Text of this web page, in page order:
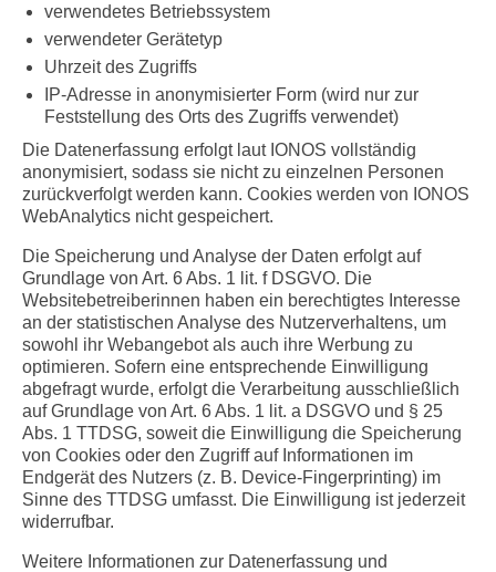
verwendetes Betriebssystem
verwendeter Gerätetyp
Uhrzeit des Zugriffs
IP-Adresse in anonymisierter Form (wird nur zur
Feststellung des Orts des Zugriffs verwendet)
Die Datenerfassung erfolgt laut IONOS vollständig
anonymisiert, sodass sie nicht zu einzelnen Personen
zurückverfolgt werden kann. Cookies werden von IONOS
WebAnalytics nicht gespeichert.
Die Speicherung und Analyse der Daten erfolgt auf
Grundlage von Art. 6 Abs. 1 lit. f DSGVO. Die
Websitebetreiberinnen haben ein berechtigtes Interesse
an der statistischen Analyse des Nutzerverhaltens, um
sowohl ihr Webangebot als auch ihre Werbung zu
optimieren. Sofern eine entsprechende Einwilligung
abgefragt wurde, erfolgt die Verarbeitung ausschließlich
auf Grundlage von Art. 6 Abs. 1 lit. a DSGVO und § 25
Abs. 1 TTDSG, soweit die Einwilligung die Speicherung
von Cookies oder den Zugriff auf Informationen im
Endgerät des Nutzers (z. B. Device-Fingerprinting) im
Sinne des TTDSG umfasst. Die Einwilligung ist jederzeit
widerrufbar.
Weitere Informationen zur Datenerfassung und